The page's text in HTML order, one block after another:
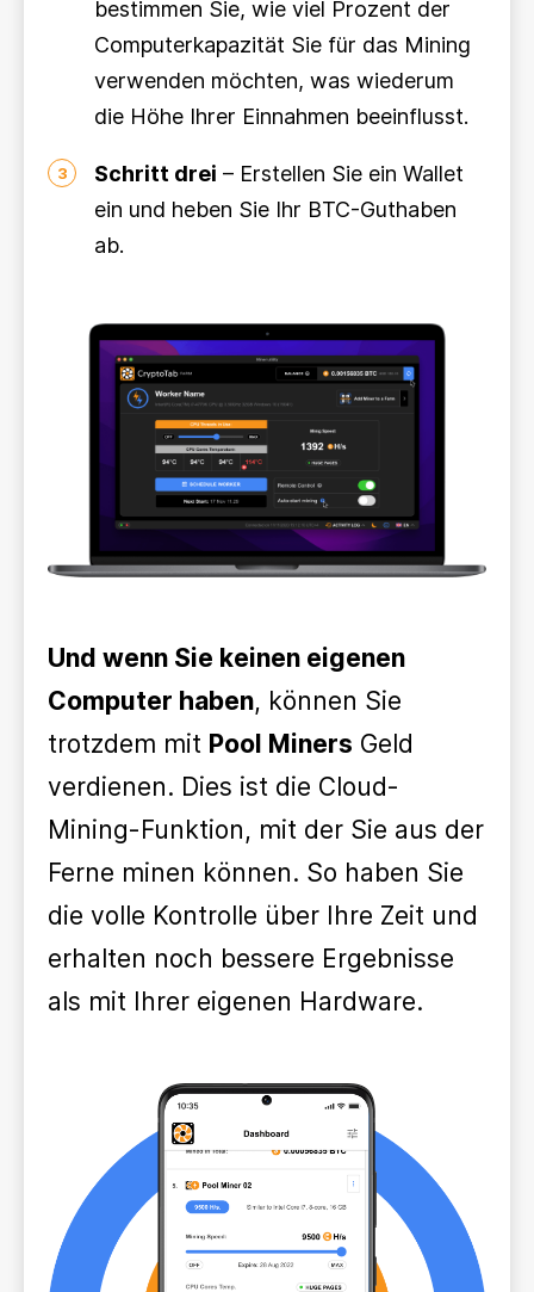
bestimmen Sie, wie viel Prozent der
Computerkapazität Sie für das Mining
verwenden möchten, was wiederum
die Höhe Ihrer Einnahmen beeinflusst.
3 Schritt drei – Erstellen Sie ein Wallet
ein und heben Sie Ihr BTC-Guthaben
ab.
Und wenn Sie keinen eigenen
Computer haben, können Sie
trotzdem mit Pool Miners Geld
verdienen. Dies ist die Cloud-
Mining-Funktion, mit der Sie aus der
Ferne minen können. So haben Sie
die volle Kontrolle über Ihre Zeit und
erhalten noch bessere Ergebnisse
als mit Ihrer eigenen Hardware.